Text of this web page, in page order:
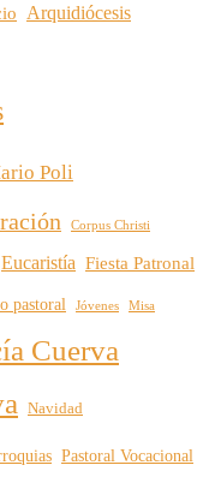
Arquidiócesis
Poli
Corpus Christi
Eucaristía Fiesta Patronal
pastoral Jóvenes Misa
Cuerva
Navidad
Pastoral Vocacional